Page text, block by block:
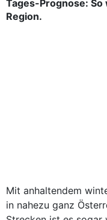
Tages-Prognose:
Region.
Mit anhaltendem
in nahezu ganz